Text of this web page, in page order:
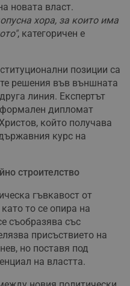
новата власт.
хора, за които има
, категоричен е
позиции са
решения във външната
линия. Експертът
дипломат
който получава
курс на
строителство
гъвкавост от
то се опира на
съобразява със
присъствието на
но поставя под
на властта.